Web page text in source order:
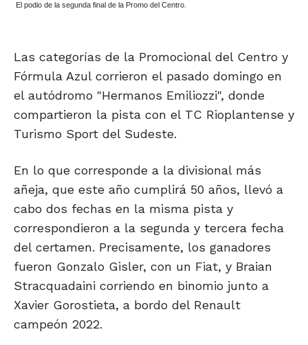
El podio de la segunda final de la Promo del Centro.
Las categorías de la Promocional del Centro y
Fórmula Azul corrieron el pasado domingo en
el autódromo "Hermanos Emiliozzi", donde
compartieron la pista con el TC Rioplantense y
Turismo Sport del Sudeste.
En lo que corresponde a la divisional más
añeja, que este año cumplirá 50 años, llevó a
cabo dos fechas en la misma pista y
correspondieron a la segunda y tercera fecha
del certamen. Precisamente, los ganadores
fueron Gonzalo Gisler, con un Fiat, y Braian
Stracquadaini corriendo en binomio junto a
Xavier Gorostieta, a bordo del Renault
campeón 2022.